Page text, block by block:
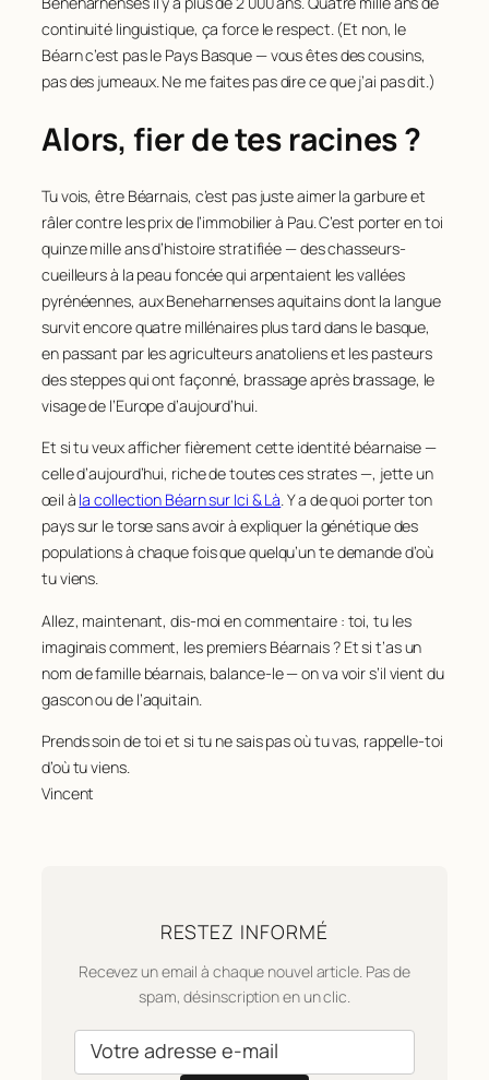
continuité linguistique, ça force le respect. (Et non, le
Béarn c’est pas le Pays Basque — vous êtes des cousins,
pas des jumeaux. Ne me faites pas dire ce que j’ai pas dit.)
Alors, fier de tes racines ?
Tu vois, être Béarnais, c’est pas juste aimer la garbure et
râler contre les prix de l’immobilier à Pau. C’est porter en toi
quinze mille ans d’histoire stratifiée — des chasseurs-
cueilleurs à la peau foncée qui arpentaient les vallées
pyrénéennes, aux Beneharnenses aquitains dont la langue
survit encore quatre millénaires plus tard dans le basque,
en passant par les agriculteurs anatoliens et les pasteurs
des steppes qui ont façonné, brassage après brassage, le
visage de l’Europe d’aujourd’hui.
Et si tu veux afficher fièrement cette identité béarnaise —
celle d’aujourd’hui, riche de toutes ces strates —, jette un
œil à la collection Béarn sur Ici & Là. Y a de quoi porter ton
pays sur le torse sans avoir à expliquer la génétique des
populations à chaque fois que quelqu’un te demande d’où
tu viens.
Allez, maintenant, dis-moi en commentaire : toi, tu les
imaginais comment, les premiers Béarnais ? Et si t’as un
nom de famille béarnais, balance-le — on va voir s’il vient du
gascon ou de l’aquitain.
Prends soin de toi et si tu ne sais pas où tu vas, rappelle-toi
d’où tu viens.
Vincent
RESTEZ INFORMÉ
Recevez un email à chaque nouvel article. Pas de
spam, désinscription en un clic.